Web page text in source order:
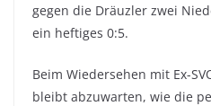
gegen die Dräuzler zwei
ein heftiges 0:5.
Beim Wiedersehen mit Ex-
bleibt abzuwarten, wie die